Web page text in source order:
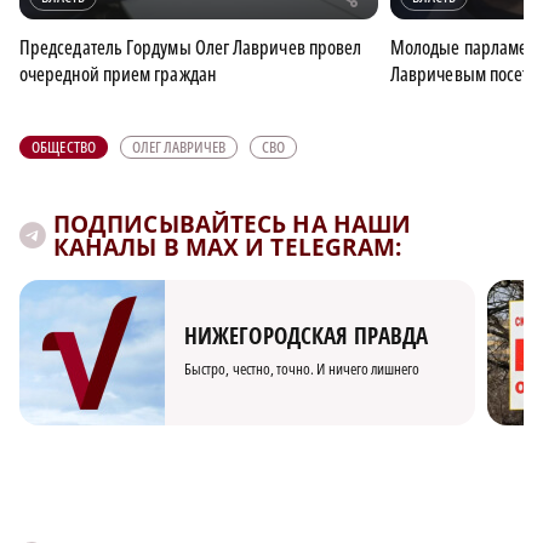
Председатель Гордумы Олег Лавричев провел
очередной прием граждан
Молодые
Лавричевым
ОБЩЕСТВО ОЛЕГ ЛАВРИЧЕВ СВО
ПОДПИСЫВАЙТЕСЬ НА НАШИ
КАНАЛЫ В MAX И TELEGRAM:
НИЖЕГОРОДСКАЯ ПРАВДА
Быстро, честно, точно. И ничего лишнего